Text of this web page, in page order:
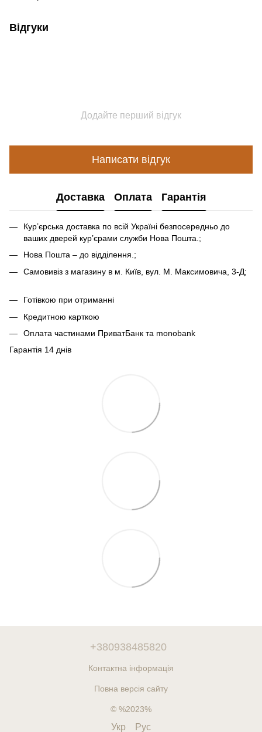
Відгуки
Додайте перший відгук
Написати відгук
Доставка Оплата Гарантія
Кур’єрська доставка по всій Україні безпосередньо до
ваших дверей кур’єрами служби Нова Пошта.;
Нова Пошта – до відділення.;
Самовивіз з магазину в м. Київ, вул. М. Максимовича, 3-Д;
Готівкою при отриманні
Кредитною карткою
Оплата частинами ПриватБанк та monobank
Гарантія 14 днів
+380938485820
Контактна інформація
Повна версія сайту
© %2023%
Укр Рус